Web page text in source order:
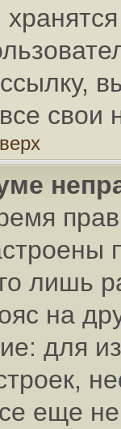
свои
лишь
на
для
еще